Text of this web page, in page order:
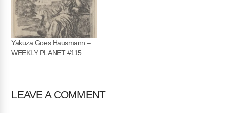
Yakuza Goes Hausmann –
WEEKLY PLANET #115
LEAVE A COMMENT